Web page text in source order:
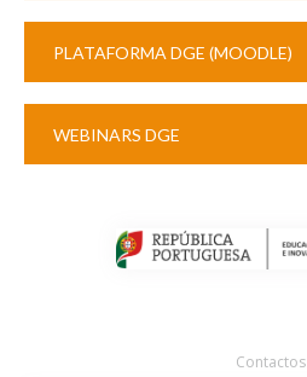
PLATAFORMA DGE (MOODLE)
WEBINARS DGE
Contactos